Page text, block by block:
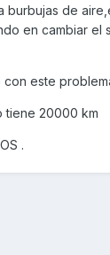
burbujas de
en cambiar el
con este
tiene 20000 km
.